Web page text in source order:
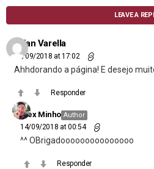
LEAVE A
Lilian Varella
06/09/2018 at 17:02
Ahhdorando a página! E desejo
Responder
Alex Minho Author
14/09/2018 at 00:54
^^ OBrigadooooooooooooooo
Responder